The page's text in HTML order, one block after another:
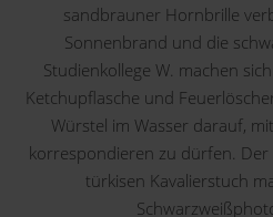
sandbrauner Hornbrille
Sonnenbrand und die
Studienkollege W. machen
Ketchupflasche und
Würstel im Wasser darauf,
korrespondieren zu dürfen.
türkisen Kavalierstuch